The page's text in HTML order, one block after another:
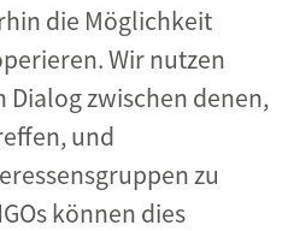
die Möglichkeit
Wir nutzen
Dialog zwischen denen,
und
zu
können dies